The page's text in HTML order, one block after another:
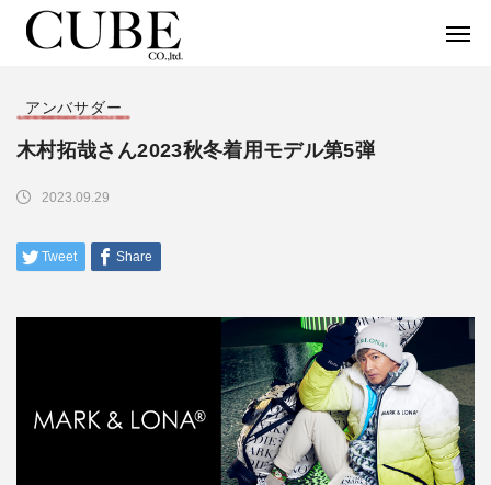
アンバサダー
木村拓哉さん2023秋冬着用モデル第5弾
2023.09.29